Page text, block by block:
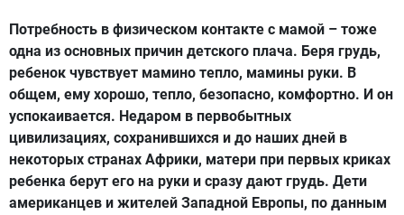
Потребность в физическом контакте с мамой – тоже
одна из основных причин детского плача. Беря грудь,
ребенок чувствует мамино тепло, мамины руки. В
общем, ему хорошо, тепло, безопасно, комфортно. И он
успокаивается. Недаром в первобытных
цивилизациях, сохранившихся и до наших дней в
некоторых странах Африки, матери при первых криках
ребенка берут его на руки и сразу дают грудь. Дети
американцев и жителей Западной Европы, по данным